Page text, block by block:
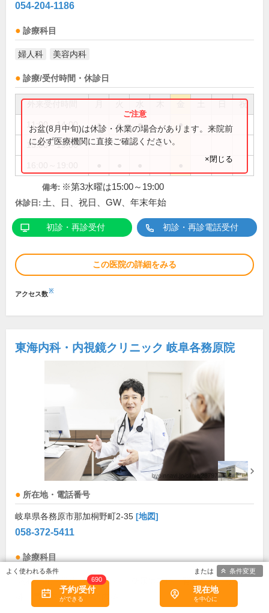
054-204-1186
診療科目
婦人科 美容内科
診療/受付時間・休診日
祝
11:00～14:00 ● ● ● ●
15:00～19:00 ●
お盆(8月中旬)は休診・休業の場合があります。来院前
に必ず医療機関に直接ご確認ください。
×閉じる
備考: ※第3水曜は15:00～19:00
休診日: 土、日、祝日、GW、年末年始
初診・再診受付 初診・再診電話受付
この医院の詳細をみる
アクセス数※
東海内科・内視鏡クリニック 岐阜各務原院
所在地・電話番号
岐阜県各務原市那加桐野町2-35 [地図]
058-372-5411
診療科目
内科 消化器内科 婦人科 糖尿病内科 腎臓内科
小児
胃腸内科 内視鏡内科
予約/受付
690
現在地
条件変更